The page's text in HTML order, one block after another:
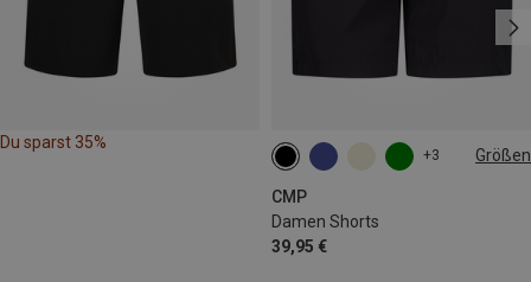
Du sparst 35%
+3 Größen
CMP
Damen Shorts
39,95 €
XXS M L